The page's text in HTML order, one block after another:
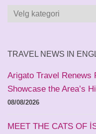
Kategorier
TRAVEL NEWS IN
Arigato Travel Renews
Showcase the Area’s
08/08/2026
MEET THE CATS OF